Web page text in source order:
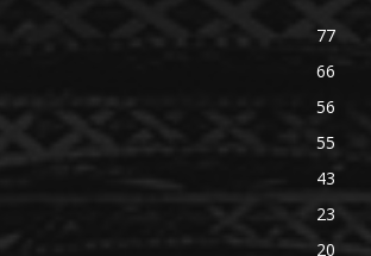
77
66
56
55
43
23
20